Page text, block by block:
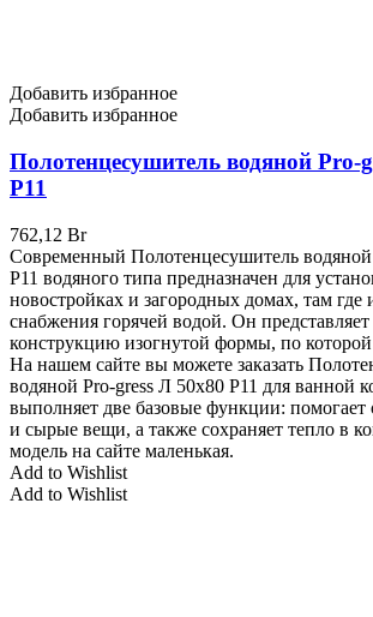
Добавить избранное
Добавить избранное
Полотенцесушитель водяной Pro-
P11
762,12 Br
Современный Полотенцесушитель
P11 водяного типа предназначен для
новостройках и загородных домах, там где
снабжения горячей водой. Он представляет
конструкцию изогнутой формы, по которой
На нашем сайте вы можете заказать
водяной Pro-gress Л 50х80 P11 для ванной
выполняет две базовые функции: помогает
и сырые вещи, а также сохраняет тепло в
модель на сайте маленькая.
Add to Wishlist
Add to Wishlist